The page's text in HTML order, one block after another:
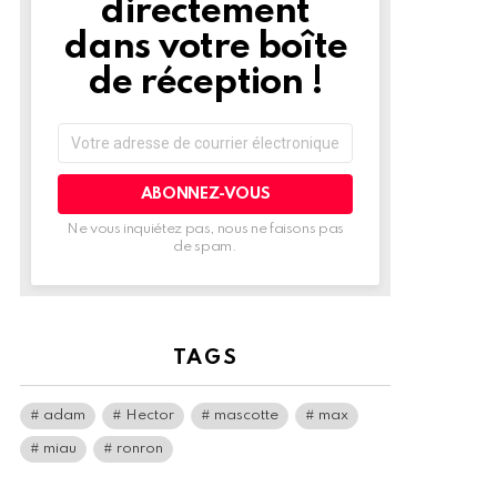
directement
dans votre boîte
de réception !
de
courrier
électronique:
Ne vous inquiétez pas, nous ne faisons pas
de spam.
TAGS
adam Hector mascotte max
miau ronron